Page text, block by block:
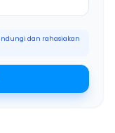
dan rahasiakan